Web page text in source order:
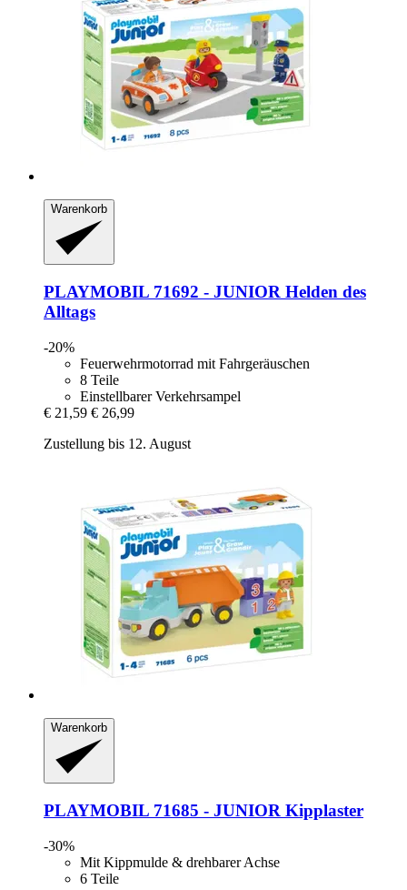
Warenkorb
PLAYMOBIL 71692 -​ JUNIOR Helden des
Alltags
-20%
Feuerwehrmotorrad mit Fahrgeräuschen
8 Teile
Einstellbarer Verkehrsampel
€ 21,59 € 26,99
Zustellung bis 12. August
Warenkorb
PLAYMOBIL 71685 -​ JUNIOR Kipplaster
-30%
Mit Kippmulde & drehbarer Achse
6 Teile